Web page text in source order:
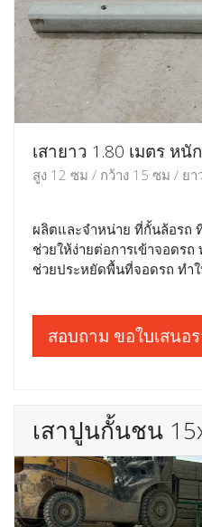
เสายาว 1.80 เมตร หนั
สูง 12 ซม / กว้าง 15 ซม / ย
ผลิตและจำหน่าย ที่กั้นล้อรถ
ช่วยให้ง่ายต่อการเข้าจอดร
ช่วยประหยัดพื้นที่จอดรถ ทำ
สอบถาม ขอใบเสนอ
เสาปูนกั้นชน